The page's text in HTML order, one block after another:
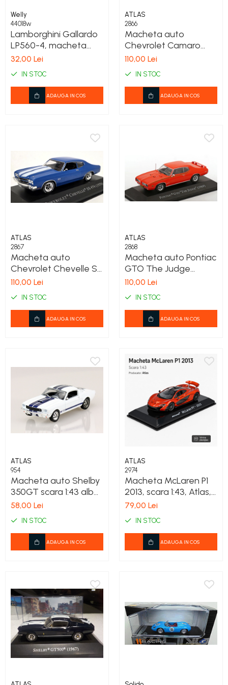
Welly
44018w
Lamborghini Gallardo
LP560-4, macheta
auto 1:43 Welly
32,00 Lei
IN STOC
ADAUGA IN COS
ATLAS
2866
Macheta auto
Chevrolet Camaro
Z/28 1970, galben cu 2
1:43, cu vitrina
110,00 Lei
IN STOC
ADAUGA IN COS
ATLAS
2867
Macheta auto
Chevrolet Chevelle SS
454 Coupe 1970,
albe, scara 1:43, cu
vitrina
110,00 Lei
IN STOC
ADAUGA IN COS
ATLAS
2868
Macheta auto Pontiac
GTO The Judge
Coupe 1969, rosu,
110,00 Lei
IN STOC
ADAUGA IN COS
ATLAS
954
Macheta auto Shelby
350GT scara 1:43 alba
cu dungi albastre
58,00 Lei
IN STOC
ADAUGA IN COS
ATLAS
2974
Macheta McLaren P1
2013, scara 1:43, Atlas,
portocaliu inchis
79,00 Lei
IN STOC
ADAUGA IN COS